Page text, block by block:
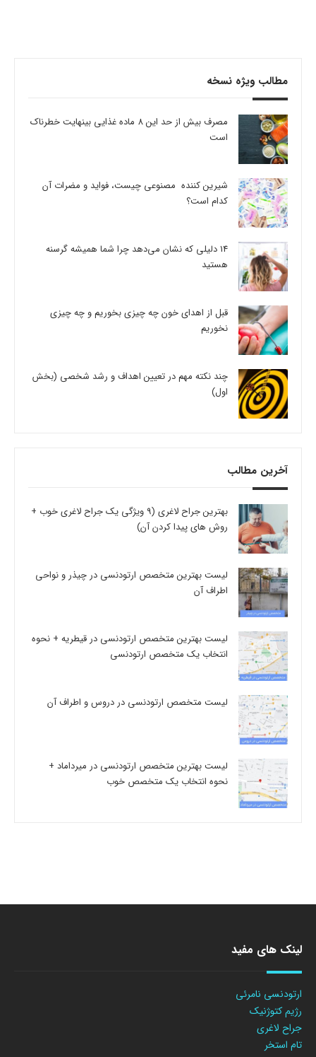
مطالب ویژه نسخه
مصرف بیش از حد این 8 ماده غذایی بینهایت خطرناک
است
شیرین کننده مصنوعی چیست، فواید و مضرات آن
کدام است؟
14 دلیلی که نشان می‌دهد چرا شما همیشه گرسنه
هستید
قبل از اهدای خون چه چیزی بخوریم و چه چیزی
نخوریم
چند نکته مهم در تعیین اهداف و رشد شخصی (بخش
اول)
آخرین مطالب
بهترین جراح لاغری (9 ویژگی یک جراح لاغری خوب +
روش های پیدا کردن آن)
لیست بهترین متخصص ارتودنسی در چیذر و نواحی
اطراف آن
لیست بهترین متخصص ارتودنسی در قیطریه + نحوه
انتخاب یک متخصص ارتودنسی
لیست متخصص ارتودنسی در دروس و اطراف آن
لیست بهترین متخصص ارتودنسی در میرداماد +
نحوه انتخاب یک متخصص خوب
لینک های مفید
ارتودنسی نامرئی
رژیم کتوژنیک
جراح لاغری
تام استخر